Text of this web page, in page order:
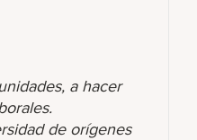
a hacer
de orígenes